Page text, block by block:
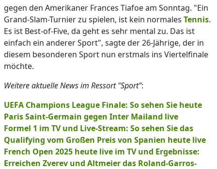
gegen den Amerikaner Frances Tiafoe am Sonntag. "Ein
Grand-Slam-Turnier zu spielen, ist kein normales Tennis.
Es ist Best-of-Five, da geht es sehr mental zu. Das ist
einfach ein anderer Sport", sagte der 26-Jährige, der in
diesem besonderen Sport nun erstmals ins Viertelfinale
möchte.
Weitere aktuelle News im Ressort "Sport":
UEFA Champions League Finale: So sehen Sie heute
Paris Saint-Germain gegen Inter Mailand live
Formel 1 im TV und Live-Stream: So sehen Sie das
Qualifying vom Großen Preis von Spanien heute live
French Open 2025 heute live im TV und Ergebnisse:
Erreichen Zverev und Altmeier das Roland-Garros-